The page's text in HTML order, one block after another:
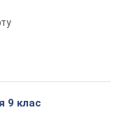
9 клас